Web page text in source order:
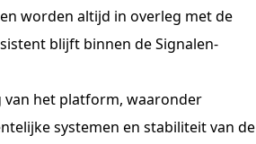
worden altijd in overleg met de
blijft binnen de Signalen-
het platform, waaronder
systemen en stabiliteit van de